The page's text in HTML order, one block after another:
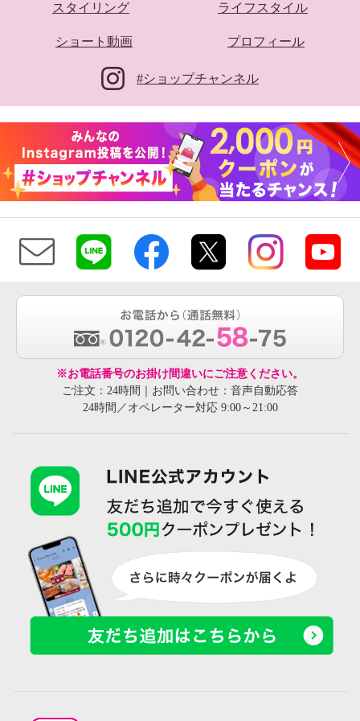
スタイリング ライフスタイル
ショート動画 プロフィール
#ショップチャンネル
※お電話番号のお掛け間違いにご注意ください。
ご注文：24時間｜お問い合わせ：音声自動応答
24時間／オペレーター対応 9:00～21:00